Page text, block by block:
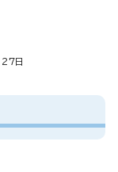
27日